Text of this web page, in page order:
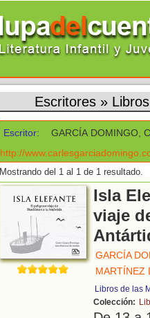
Escritores »
Escritor:
GARCÍA DOMINGO,
http://
Mostrando del 1 al 1 de 1 resultado.
Isla
viaje
GARCÍA
MARTÍNEZ
Libros de las
Colección: